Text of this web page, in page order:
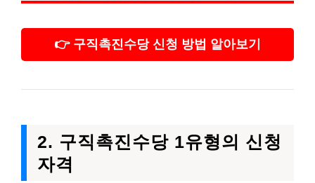
👉 구직촉진수당 신청 방법 알아보기
2. 구직촉진수당 1유형의 신청
자격